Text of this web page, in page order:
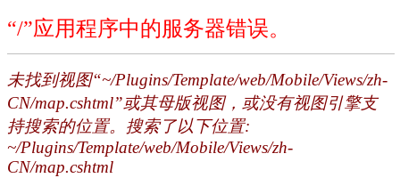
“/”应用程序中的服务器错误。
未找到视图“~/Plugins/Template/web/Mobile/Views/zh-
CN/map.cshtml”或其母版视图，或没有视图引擎支
持搜索的位置。搜索了以下位置:
~/Plugins/Template/web/Mobile/Views/zh-
CN/map.cshtml